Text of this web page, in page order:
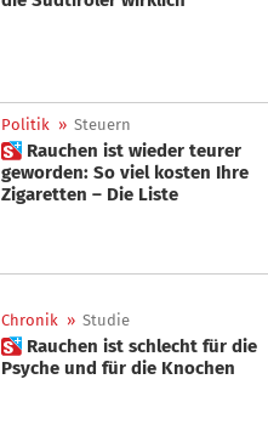
Politik » Steuern
 Rauchen ist wieder teurer
geworden: So viel kosten Ihre
Zigaretten – Die Liste
Chronik » Studie
 Rauchen ist schlecht für die
Psyche und für die Knochen